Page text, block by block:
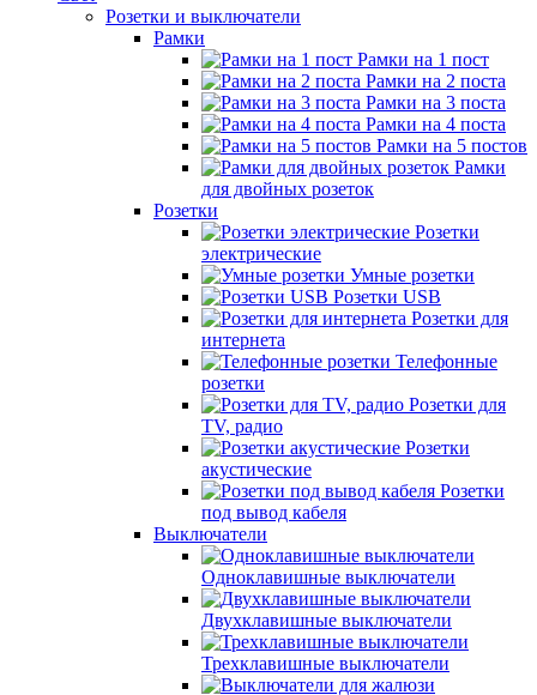
Розетки и выключатели
Рамки
Рамки на 1 пост
Рамки на 2 поста
Рамки на 3 поста
Рамки на 4 поста
Рамки на 5 постов
Рамки
для двойных розеток
Розетки
Розетки
электрические
Умные розетки
Розетки USB
Розетки для
интернета
Телефонные
розетки
Розетки для
TV, радио
Розетки
акустические
Розетки
под вывод кабеля
Выключатели
Одноклавишные выключатели
Двухклавишные выключатели
Трехклавишные выключатели